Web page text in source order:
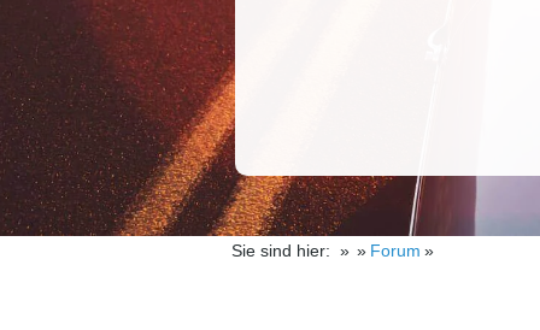
Sie sind hier: Forum